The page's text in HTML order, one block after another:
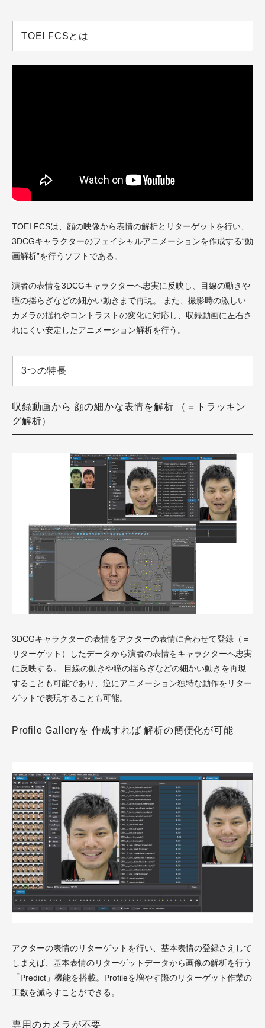
TOEI FCSとは
TOEI FCSは、顔の映像から表情の解析とリターゲットを行い、
3DCGキャラクターのフェイシャルアニメーションを作成する“動
画解析”を行うソフトである。
演者の表情を3DCGキャラクターへ忠実に反映し、目線の動きや
瞳の揺らぎなどの細かい動きまで再現。 また、撮影時の激しい
カメラの揺れやコントラストの変化に対応し、収録動画に左右さ
れにくい安定したアニメーション解析を行う。
3つの特長
収録動画から 顔の細かな表情を解析 （＝トラッキン
グ解析）
3DCGキャラクターの表情をアクターの表情に合わせて登録（＝
リターゲット）したデータから演者の表情をキャラクターへ忠実
に反映する。 目線の動きや瞳の揺らぎなどの細かい動きを再現
することも可能であり、逆にアニメーション独特な動作をリター
ゲットで表現することも可能。
Profile Galleryを 作成すれば 解析の簡便化が可能
アクターの表情のリターゲットを行い、基本表情の登録さえして
しまえば、基本表情のリターゲットデータから画像の解析を行う
「Predict」機能を搭載。Profileを増やす際のリターゲット作業の
工数を減らすことができる。
専用のカメラが不要